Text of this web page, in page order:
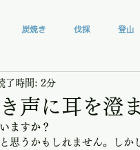
炭焼き 伐採 登山
ス 共同作業
声に耳を澄
了時間: 2分
ますか？
と思うかもしれません。しか